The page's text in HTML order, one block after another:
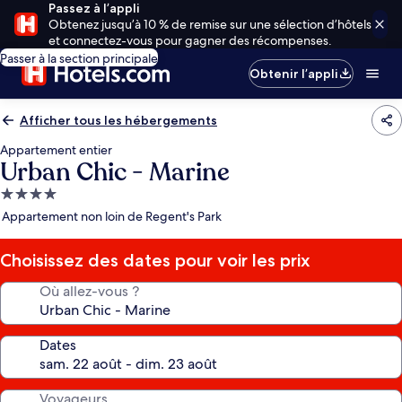
Passez à l’appli
Obtenez jusqu’à 10 % de remise sur une sélection d’hôtels
et connectez-vous pour gagner des récompenses.
Passer à la section principale
Obtenir l’appli
Afficher tous les hébergements
Appartement entier
Urban Chic - Marine
Hébergement
4.0 étoiles
Appartement non loin de Regent's Park
Choisissez des dates pour voir les prix
Où allez-vous ?
Dates